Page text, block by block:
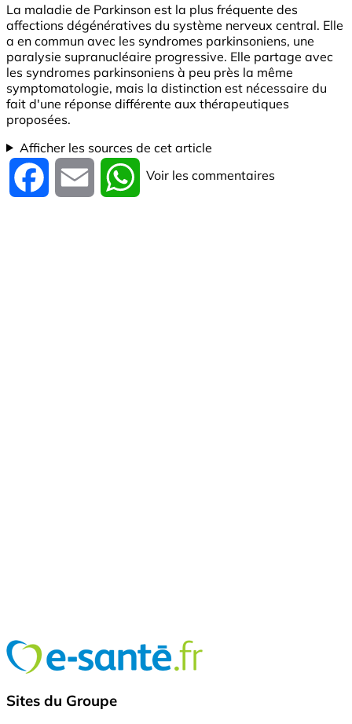
La maladie de Parkinson est la plus fréquente des
affections dégénératives du système nerveux central. Elle
a en commun avec les syndromes parkinsoniens, une
paralysie supranucléaire progressive. Elle partage avec
les syndromes parkinsoniens à peu près la même
symptomatologie, mais la distinction est nécessaire du
fait d'une réponse différente aux thérapeutiques
proposées.
Afficher les sources de cet article
Facebook Email WhatsApp
Voir les commentaires
Sites du Groupe